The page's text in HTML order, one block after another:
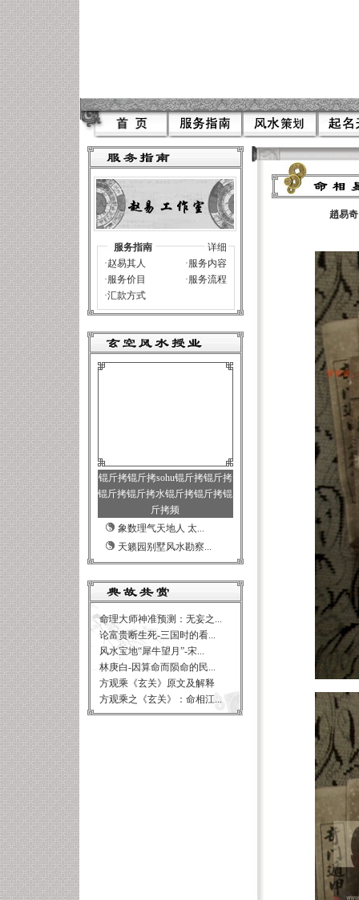
服务指南
详细
·赵易其人 ·服务内容
·服务价目 ·服务流程
·汇款方式
锟斤拷锟斤拷sohu锟斤拷锟斤拷
锟斤拷锟斤拷水锟斤拷锟斤拷锟
斤拷频
象数理气天地人 太...
天籁园别墅风水勘察...
命理大师神准预测：无妄之...
论富贵断生死-三国时的看...
风水宝地“犀牛望月”-宋...
林庚白-因算命而陨命的民...
方观乘《玄关》原文及解释
方观乘之《玄关》：命相江...
趙易